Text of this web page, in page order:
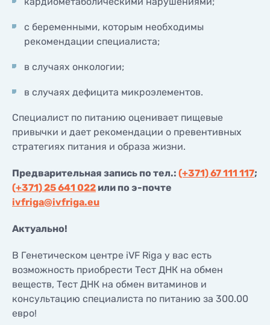
с беременными, которым необходимы
рекомендации специалиста;
в случаях онкологии;
в случаях дефицита микроэлементов.
Специалист по питанию оценивает пищевые
привычки и дает рекомендации о превентивных
стратегиях питания и образа жизни.
Предварительная запись по тел.: (+371) 67 111 117;
(+371) 25 641 022 или по э-почте
ivfriga@ivfriga.eu
Актуально!
В Генетическом центре iVF Riga у вас есть
возможность приобрести Тест ДНК на обмен
веществ, Тест ДНК на обмен витаминов и
консультацию специалиста по питанию за 300.00
евро!